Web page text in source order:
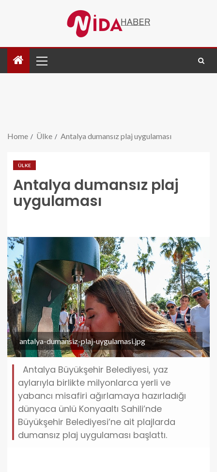
Home Ülke Antalya dumansız plaj uygulaması
ÜLKE
Antalya dumansız plaj
uygulaması
antalya-dumansiz-plaj-uygulamasi.jpg
Antalya Büyükşehir Belediyesi, yaz
aylarıyla birlikte milyonlarca yerli ve
yabancı misafiri ağırlamaya hazırladığı
dünyaca ünlü Konyaaltı Sahili’nde
Büyükşehir Belediyesi’ne ait plajlarda
dumansız plaj uygulaması başlattı.